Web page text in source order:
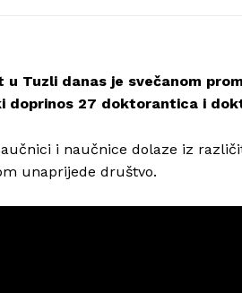
u Tuzli danas je svečanom
doprinos 27 doktorantica i
i naučnice dolaze iz
unaprijede društvo.